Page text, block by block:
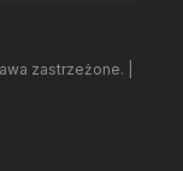
zastrzeżone. |